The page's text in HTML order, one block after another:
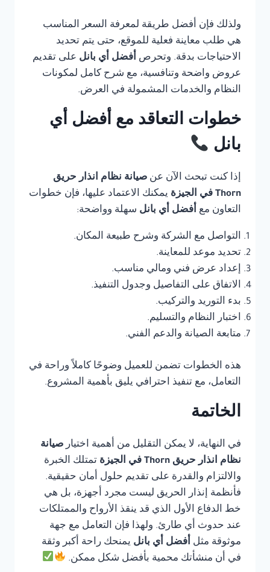
ولذلك فإن أفضل طريقة لمعرفة السعر المناسب
هي طلب معاينة فعلية للموقع، حتى يتم تحديد
الاحتياجات بدقة. وتحرص أفضل أي بانل على تقديم
عروض واضحة وتنافسية، مع شرح كامل لمكونات
النظام والخدمات المشمولة في العرض.
خطوات التعاقد مع أفضل أي
بانل
إذا كنت تبحث الآن عن صيانة نظام انذار حريق
Thorn في الجيزة
يمكنك الاعتماد عليها، فإن خطوات
التعاون مع أفضل أي بانل سهلة وواضحة:
التواصل مع الشركة وشرح طبيعة المكان.
تحديد موعد للمعاينة.
إعداد عرض فني ومالي مناسب.
الاتفاق على التفاصيل وجدول التنفيذ.
بدء التوريد والتركيب.
اختبار النظام والتسليم.
متابعة الصيانة والدعم الفني.
هذه الخطوات تضمن للعميل وضوحًا كاملاً وراحة في
التعامل، مع تنفيذ احترافي يليق بأهمية المشروع.
الخاتمة
في النهاية، لا يمكن التقليل من أهمية اختيار صيانة
نظام انذار حريق Thorn في الجيزة
تمتلك الخبرة
والالتزام والقدرة على تقديم حلول أمان حقيقية.
فأنظمة إنذار الحريق ليست مجرد أجهزة، بل هي
خط الدفاع الأول الذي قد ينقذ الأرواح والممتلكات
عند حدوث أي طارئ. ولهذا فإن التعامل مع جهة
موثوقة مثل أفضل أي بانل يمنحك راحة أكبر وثقة
في أن منشأتك محمية بأفضل شكل ممكن.